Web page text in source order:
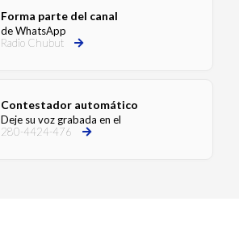
Forma parte del canal
de WhatsApp
Radio Chubut
Contestador automático
Deje su voz grabada en el
280-4424-476